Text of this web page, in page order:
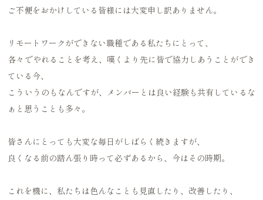
ご不便をおかけしている皆様には大変申し訳ありません。
リモートワークができない職種である私たちにとって、
各々でやれることを考え、嘆くより先に皆で協力しあうことができ
ている今、
こういうのもなんですが、メンバーとは良い経験も共有しているな
ぁと思うことも多々。
皆さんにとっても大変な毎日がしばらく続きますが、
良くなる前の踏ん張り時って必ずあるから、今はその時期。
これを機に、私たちは色んなことも見直したり、改善したり、